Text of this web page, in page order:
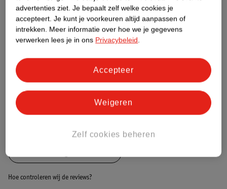
Nature Impact Score
Dit product heeft (nog) geen Nature
Impact Score.
Bestel & Bezorginformatie
Hoe controleren wij de reviews?
advertenties ziet. Je bepaalt zelf welke cookies je
accepteert. Je kunt je voorkeuren altijd aanpassen of
intrekken. Meer informatie over hoe we je gegevens
verwerken lees je in ons Privacybeleid.
Zelf cookies beheren
Weigeren
Accepteer